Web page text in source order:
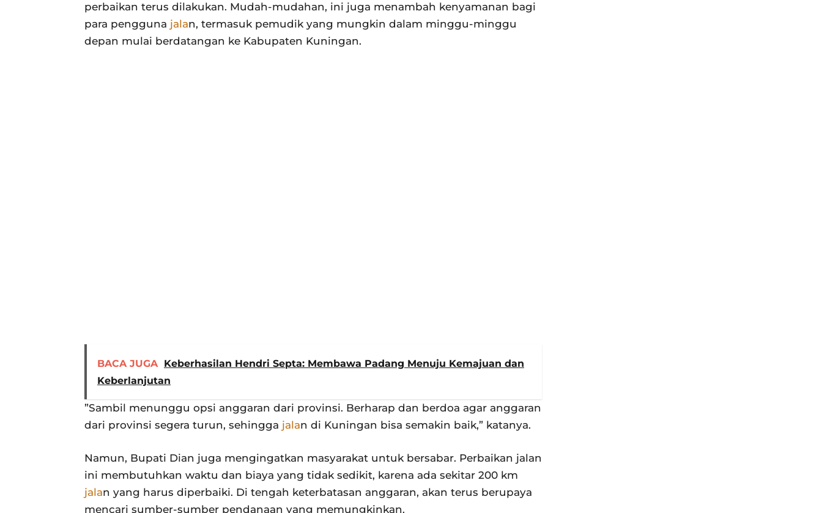
perbaikan terus dilakukan. Mudah-mudahan, ini juga menambah kenyamanan bagi
para pengguna jalan, termasuk pemudik yang mungkin dalam minggu-minggu
depan mulai berdatangan ke Kabupaten Kuningan.
BACA JUGA Keberhasilan Hendri Septa: Membawa Padang Menuju Kemajuan dan
Keberlanjutan
”Sambil menunggu opsi anggaran dari provinsi. Berharap dan berdoa agar anggaran
dari provinsi segera turun, sehingga jalan di Kuningan bisa semakin baik,” katanya.
Namun, Bupati Dian juga mengingatkan masyarakat untuk bersabar. Perbaikan jalan
ini membutuhkan waktu dan biaya yang tidak sedikit, karena ada sekitar 200 km
jalan yang harus diperbaiki. Di tengah keterbatasan anggaran, akan terus berupaya
mencari sumber-sumber pendanaan yang memungkinkan.